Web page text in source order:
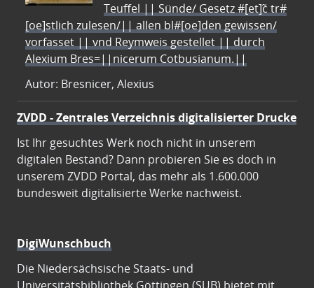
Teuffel || Sünde/ Gesetz #[et]c̃ tr#
[oe]stlich zulesen/|| allen bl#[oe]den gewissen/
vorfasset || vnd Reymweis gestellet || durch
Alexium Bres=||nicerum Cotbusianum.||
Autor: Bresnicer, Alexius
ZVDD - Zentrales Verzeichnis digitalisierter Drucke
Ist Ihr gesuchtes Werk noch nicht in unserem
digitalen Bestand? Dann probieren Sie es doch in
unserem ZVDD Portal, das mehr als 1.600.000
bundesweit digitalisierte Werke nachweist.
DigiWunschbuch
Die Niedersächsische Staats- und